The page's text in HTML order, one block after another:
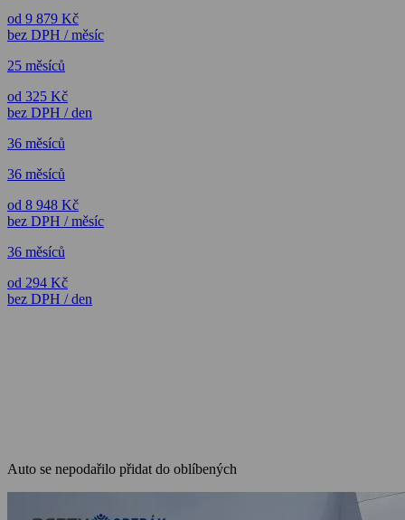
od 9 879 Kč
bez DPH / měsíc
25 měsíců
od 325 Kč
bez DPH / den
36 měsíců
36 měsíců
od 8 948 Kč
bez DPH / měsíc
36 měsíců
od 294 Kč
bez DPH / den
Auto se nepodařilo přidat do oblíbených